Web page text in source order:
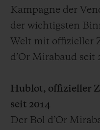
Kampagne der
der wichtigsten
Welt mit offizieller
d’Or Mirabaud seit
Hublot, offizieller
seit 2014
Der Bol d’Or